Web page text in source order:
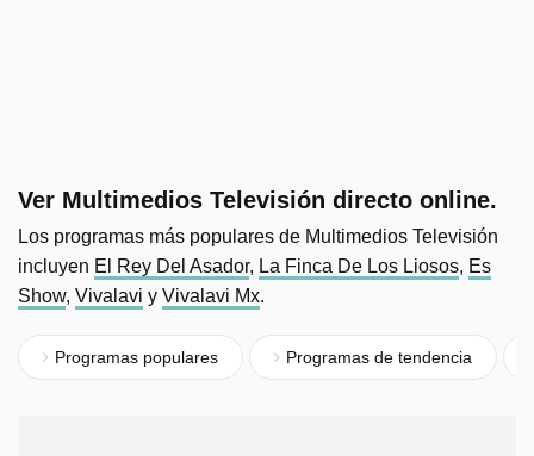
Ver Multimedios Televisión directo online.
Los programas más populares de Multimedios Televisión
incluyen El Rey Del Asador, La Finca De Los Liosos, Es
Show, Vivalavi y Vivalavi Mx.
Programas populares Programas de tendencia